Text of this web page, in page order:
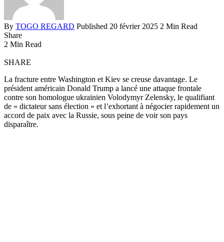
By TOGO REGARD Published 20 février 2025 2 Min Read
Share
2 Min Read
SHARE
La fracture entre Washington et Kiev se creuse davantage. Le
président américain Donald Trump a lancé une attaque frontale
contre son homologue ukrainien Volodymyr Zelensky, le qualifiant
de « dictateur sans élection » et l’exhortant à négocier rapidement un
accord de paix avec la Russie, sous peine de voir son pays
disparaître.